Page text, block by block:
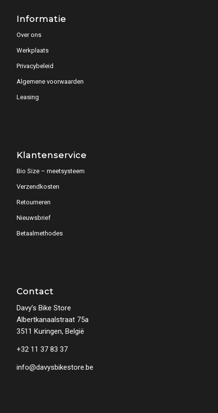
Informatie
Over ons
Werkplaats
Privacybeleid
Algemene voorwaarden
Leasing
Klantenservice
Bio Size – meetsysteem
Verzendkosten
Retourneren
Nieuwsbrief
Betaalmethodes
Contact
Davy’s Bike Store
Albertkanaalstraat 75a
3511 Kuringen, België
+32 11 37 83 37
info@davysbikestore.be